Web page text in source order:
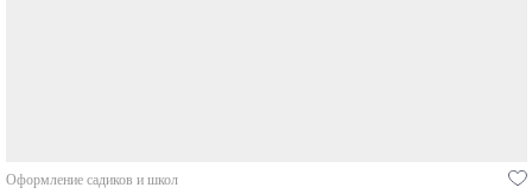
Оформление садиков и школ